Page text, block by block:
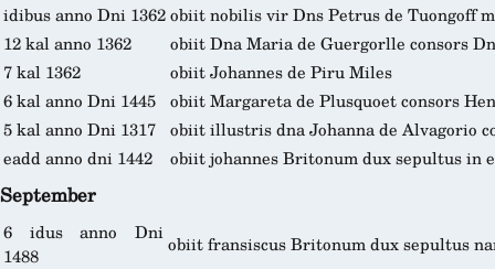
idibus anno Dni 1362obiit nobilis vir Dns Petrus de Tuongoff
12 kal anno 1362
obiit Dna Maria de Guergorlle consors
7 kal 1362
obiit Johannes de Piru Miles
6 kal anno Dni 1445 obiit Margareta de Plusquoet consors
5 kal anno Dni 1317 obiit illustris dna Johanna de Alvagorio
eadd anno dni 1442
obiit johannes Britonum dux sepultus in
September
6 idus anno Dni
1488
obiit fransiscus Britonum dux sepultus